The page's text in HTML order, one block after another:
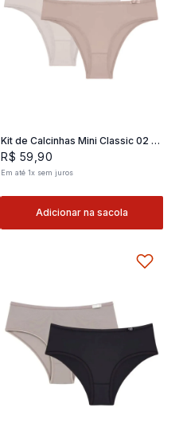
Kit de Calcinhas Mini Classic 02 -
2 und
R$ 59 ,90
Em até 1x sem juros
Adicionar na sacola